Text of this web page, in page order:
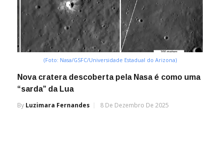
(Foto: Nasa/GSFC/Universidade Estadual do Arizona)
Nova cratera descoberta pela Nasa é como uma
“sarda” da Lua
By Luzimara Fernandes 8 De Dezembro De 2025